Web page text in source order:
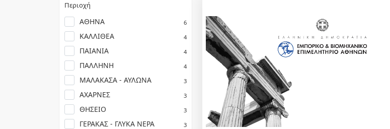
Περιοχή
ΑΘΗΝΑ 6
ΚΑΛΛΙΘΕΑ 4
ΠΑΙΑΝΙΑ 4
ΠΑΛΛΗΝΗ 4
ΜΑΛΑΚΑΣΑ - ΑΥΛΩΝΑ 3
ΑΧΑΡΝΕΣ 3
ΘΗΣΕΙΟ 3
ΓΕΡΑΚΑΣ - ΓΛΥΚΑ ΝΕΡΑ 3